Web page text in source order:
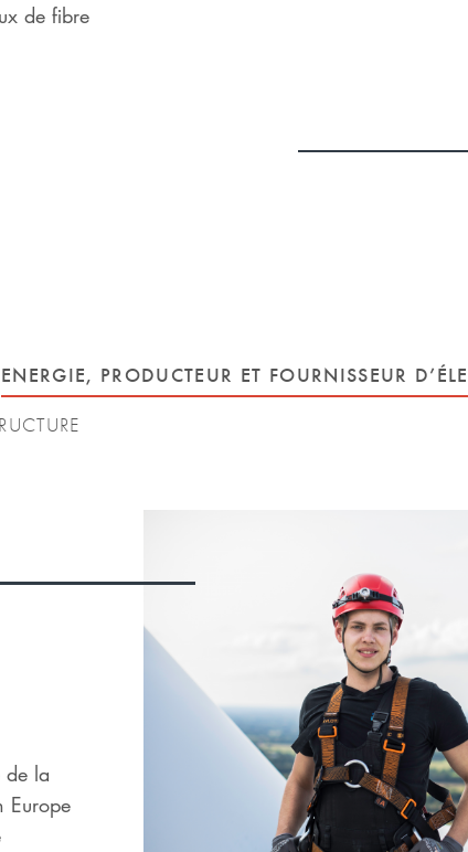
de fibre
ENERGIE, PRODUCTEUR ET FOURNISSEUR
de la
Europe